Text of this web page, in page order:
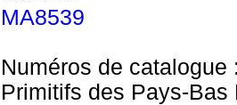
MA8539
Numéros de catalogue
Primitifs des Pays-Bas